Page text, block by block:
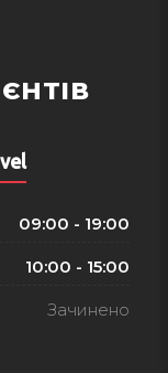
09:00 - 19:00
10:00 - 15:00
Зачинено